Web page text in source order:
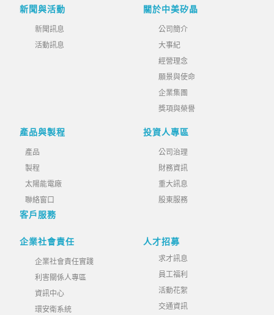
新聞與活動
新聞訊息
活動訊息
關於中美矽晶
公司簡介
大事紀
經營理念
願景與使命
企業集團
獎項與榮譽
產品與製程
產品
製程
太陽能電廠
聯絡窗口
客戶服務
投資人專區
公司治理
財務資訊
重大訊息
股東服務
企業社會責任
企業社會責任實踐
利害關係人專區
資訊中心
環安衛系統
人才招募
求才訊息
員工福利
活動花絮
交通資訊